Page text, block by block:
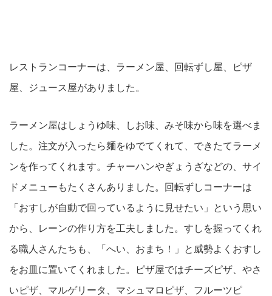
レストランコーナーは、ラーメン屋、回転ずし屋、ピザ
屋、ジュース屋がありました。
ラーメン屋はしょうゆ味、しお味、みそ味から味を選べま
した。注文が入ったら麺をゆでてくれて、できたてラーメ
ンを作ってくれます。チャーハンやぎょうざなどの、サイ
ドメニューもたくさんありました。回転ずしコーナーは
「おすしが自動で回っているように見せたい」という思い
から、レーンの作り方を工夫しました。すしを握ってくれ
る職人さんたちも、「へい、おまち！」と威勢よくおすし
をお皿に置いてくれました。ピザ屋ではチーズピザ、やさ
いピザ、マルゲリータ、マシュマロピザ、フルーツピ